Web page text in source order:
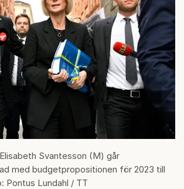
Svantesson (M) går
med budgetpropositionen för 2023 till
Pontus Lundahl / TT